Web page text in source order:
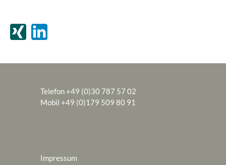
Telefon +49 (0)30 787 57 02
Mobil +49 (0)179 509 80 91
Impressum